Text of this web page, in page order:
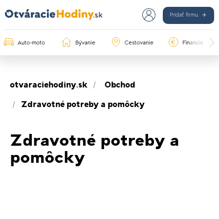
Pridať firmu
Auto-moto Bývanie Cestovanie Financie
otvaraciehodiny.sk Obchod
Zdravotné potreby a pomôcky
Zdravotné potreby a
pomôcky